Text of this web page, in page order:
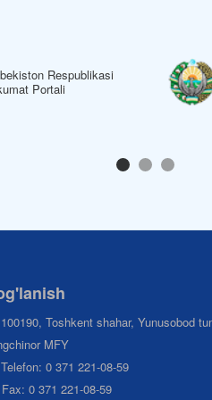
Respublikasi
Portali
100190, Toshkent shahar, Yunusobod
MFY
Telefon: 0 371 221-08-59
Fax: 0 371 221-08-59